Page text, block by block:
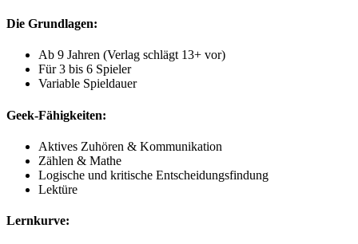
Die Grundlagen:
Ab 9 Jahren (Verlag schlägt 13+ vor)
Für 3 bis 6 Spieler
Variable Spieldauer
Geek-Fähigkeiten:
Aktives Zuhören & Kommunikation
Zählen & Mathe
Logische und kritische Entscheidungsfindung
Lektüre
Lernkurve: